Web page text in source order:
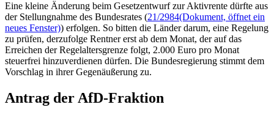
Eine kleine Änderung beim Gesetzentwurf zur Aktivrente dürfte aus
der Stellungnahme des Bundesrates (21/2984(Dokument, öffnet ein
neues Fenster)) erfolgen. So bitten die Länder darum, eine Regelung
zu prüfen, derzufolge Rentner erst ab dem Monat, der auf das
Erreichen der Regelaltersgrenze folgt, 2.000 Euro pro Monat
steuerfrei hinzuverdienen dürfen. Die Bundesregierung stimmt dem
Vorschlag in ihrer Gegenäußerung zu.
Antrag der AfD-Fraktion